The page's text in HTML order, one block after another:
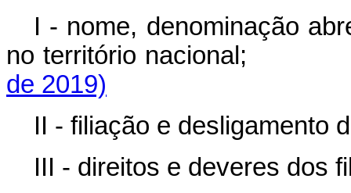
I - nome, denominação
no território
de 2019)
II - filiação e desligamento
III - direitos e deveres dos